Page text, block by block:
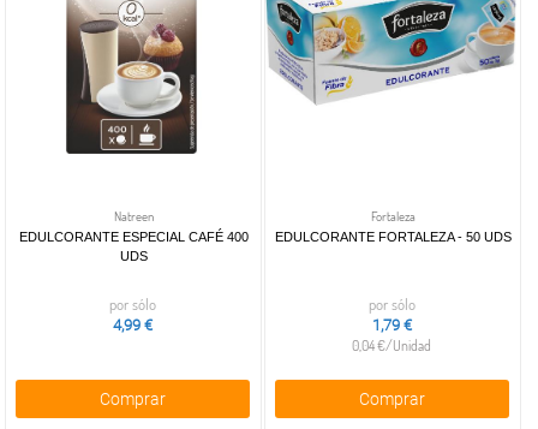
Natreen
EDULCORANTE ESPECIAL CAFÉ 400
UDS
por sólo
4,99 €
Comprar
Fortaleza
EDULCORANTE FORTALEZA - 50 UDS
por sólo
1,79 €
0,04 €/Unidad
Comprar